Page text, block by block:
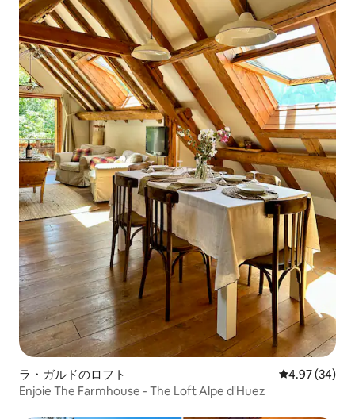
ラ・ガルドのロフト レビュー34
4.97 (34)
Enjoie The Farmhouse - The Loft Alpe d'Huez